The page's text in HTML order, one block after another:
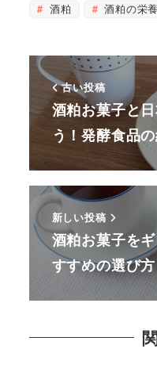
酒粕 酒粕の栄養
古い投稿
酒粕お菓子と
う！発酵食品
新しい投稿
酒粕お菓子を
すすめの選び